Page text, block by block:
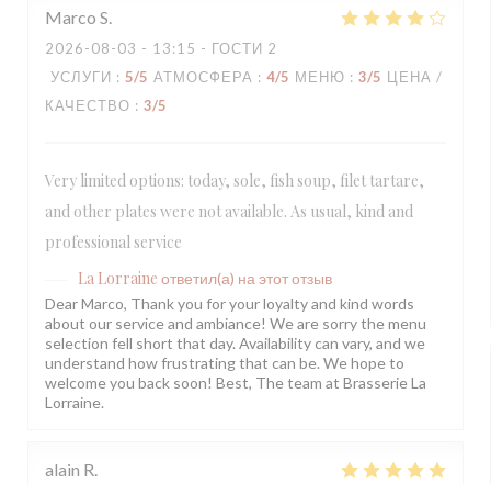
Marco S
2026-08-03 - 13:15 - ГОСТИ 2
УСЛУГИ : 5/5 АТМОСФЕРА : 4/5 МЕНЮ : 3/5 ЦЕНА /
КАЧЕСТВО : 3/5
Very limited options: today, sole, fish soup, filet tartare,
and other plates were not available. As usual, kind and
professional service
La Lorraine ответил(а) на этот отзыв
Dear Marco, Thank you for your loyalty and kind words
about our service and ambiance! We are sorry the menu
selection fell short that day. Availability can vary, and we
understand how frustrating that can be. We hope to
welcome you back soon! Best, The team at Brasserie La
Lorraine.
alain R